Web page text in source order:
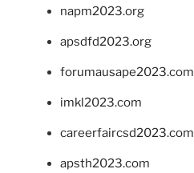
napm2023.org
apsdfd2023.org
forumausape2023.com
imkl2023.com
careerfaircsd2023.com
apsth2023.com